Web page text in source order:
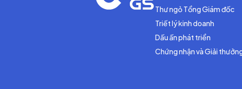
Thư ngỏ Tổng Giám đốc
Triết lý kinh doanh
Dấu ấn phát triển
Chứng nhận và Giải